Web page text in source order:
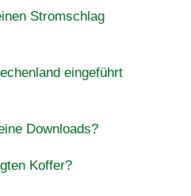
Stromschlag
eingeführt
Downloads?
Koffer?